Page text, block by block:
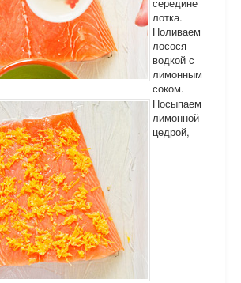
середине
лотка.
Поливаем
лосося
водкой с
лимонным
соком.
Посыпаем
лимонной
цедрой,